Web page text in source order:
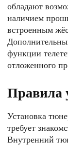
обладают
наличием
встроенным
функции
отложенного
Правила
Установка
требует
Внутренний